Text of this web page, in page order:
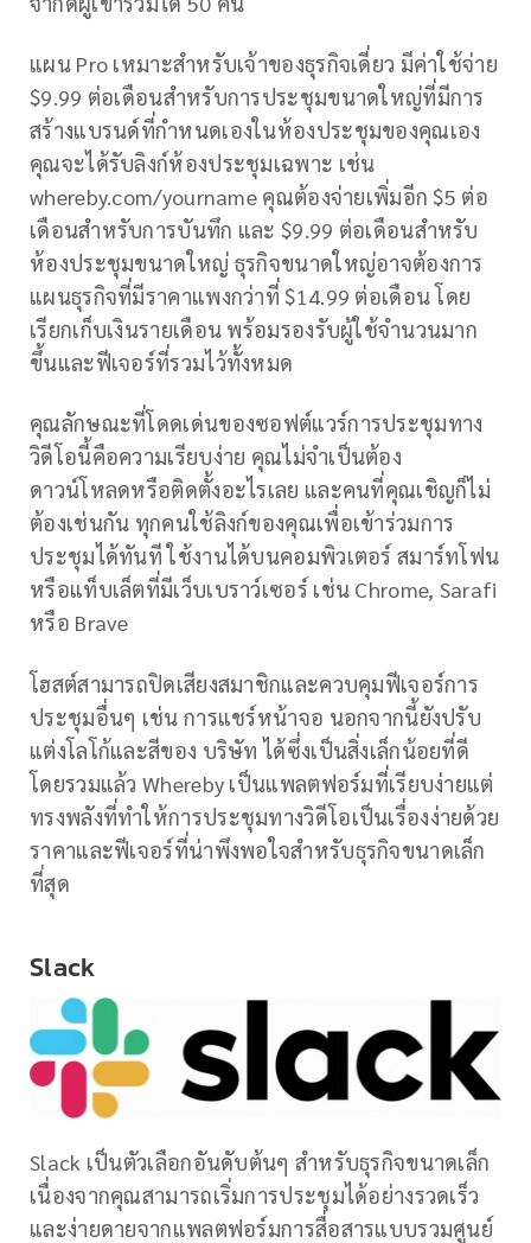
แผน Pro เหมาะสำหรับเจ้าของธุรกิจเดี่ยว มีค่าใช้จ่าย
$9.99 ต่อเดือนสำหรับการประชุมขนาดใหญ่ที่มีการ
สร้างแบรนด์ที่กำหนดเองในห้องประชุมของคุณเอง
คุณจะได้รับลิงก์ห้องประชุมเฉพาะ เช่น
whereby.com/yourname คุณต้องจ่ายเพิ่มอีก $5 ต่อ
เดือนสำหรับการบันทึก และ $9.99 ต่อเดือนสำหรับ
ห้องประชุมขนาดใหญ่ ธุรกิจขนาดใหญ่อาจต้องการ
แผนธุรกิจที่มีราคาแพงกว่าที่ $14.99 ต่อเดือน โดย
เรียกเก็บเงินรายเดือน พร้อมรองรับผู้ใช้จำนวนมาก
ขึ้นและฟีเจอร์ที่รวมไว้ทั้งหมด
คุณลักษณะที่โดดเด่นของซอฟต์แวร์การประชุมทาง
วิดีโอนี้คือความเรียบง่าย คุณไม่จำเป็นต้อง
ดาวน์โหลดหรือติดตั้งอะไรเลย และคนที่คุณเชิญก็ไม่
ต้องเช่นกัน ทุกคนใช้ลิงก์ของคุณเพื่อเข้าร่วมการ
ประชุมได้ทันที ใช้งานได้บนคอมพิวเตอร์ สมาร์ทโฟน
หรือแท็บเล็ตที่มีเว็บเบราว์เซอร์ เช่น Chrome, Sarafi
หรือ Brave
โฮสต์สามารถปิดเสียงสมาชิกและควบคุมฟีเจอร์การ
ประชุมอื่นๆ เช่น การแชร์หน้าจอ นอกจากนี้ยังปรับ
แต่งโลโก้และสีของ บริษัท ได้ซึ่งเป็นสิ่งเล็กน้อยที่ดี
โดยรวมแล้ว Whereby เป็นแพลตฟอร์มที่เรียบง่ายแต่
ทรงพลังที่ทำให้การประชุมทางวิดีโอเป็นเรื่องง่ายด้วย
ราคาและฟีเจอร์ที่น่าพึงพอใจสำหรับธุรกิจขนาดเล็ก
ที่สุด
Slack
Slack เป็นตัวเลือกอันดับต้นๆ สำหรับธุรกิจขนาดเล็ก
เนื่องจากคุณสามารถเริ่มการประชุมได้อย่างรวดเร็ว
และง่ายดายจากแพลตฟอร์มการสื่อสารแบบรวมศูนย์